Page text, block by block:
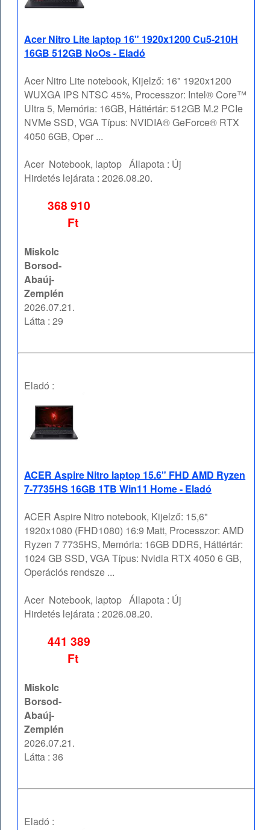
Acer Nitro Lite laptop 16" 1920x1200 Cu5-210H
16GB 512GB NoOs - Eladó
Acer Nitro Lite notebook, Kijelző: 16" 1920x1200
WUXGA IPS NTSC 45%, Processzor: Intel® Core™
Ultra 5, Memória: 16GB, Háttértár: 512GB M.2 PCIe
NVMe SSD, VGA Típus: NVIDIA® GeForce® RTX
4050 6GB, Oper ...
Acer Notebook, laptop Állapota : Új
Hirdetés lejárata :2026.08.20.
368 910
Ft
Miskolc
Borsod-
Abaúj-
Zemplén
2026.07.21.
Látta : 29
Eladó :
ACER Aspire Nitro laptop 15.6" FHD AMD Ryzen
7-7735HS 16GB 1TB Win11 Home - Eladó
ACER Aspire Nitro notebook, Kijelző: 15,6"
1920x1080 (FHD1080) 16:9 Matt, Processzor: AMD
Ryzen 7 7735HS, Memória: 16GB DDR5, Háttértár:
1024 GB SSD, VGA Típus: Nvidia RTX 4050 6 GB,
Operációs rendsze ...
Acer Notebook, laptop Állapota : Új
Hirdetés lejárata :2026.08.20.
441 389
Ft
Miskolc
Borsod-
Abaúj-
Zemplén
2026.07.21.
Látta : 36
Eladó :